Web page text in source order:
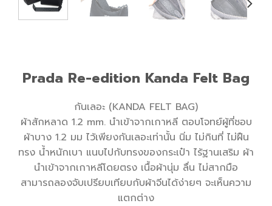
Prada Re-edition Kanda Felt Bag
กันเลอะ (KANDA FELT BAG)
ผ้าสักหลาด 1.2 mm. นำเข้าจากเกาหลี ตอบโจทย์ผู้ที่ชอบ
ผ้าบาง 1.2 มม ไว้เพียงกันเลอะเท่านั้น นิ่ม ไม่กินที่ ไม่ฝืน
ทรง น้ำหนักเบา แนบไปกับทรงของกระเป๋า ไร้ฐานเสริม ผ้า
นำเข้าจากเกาหลีโดยตรง เนื้อผ้านุ่ม ลื่น ไม่สากมือ
สามารถลองจับเปรียบเทียบกับผ้าจีนได้ง่ายๆ จะเห็นความ
แตกต่าง